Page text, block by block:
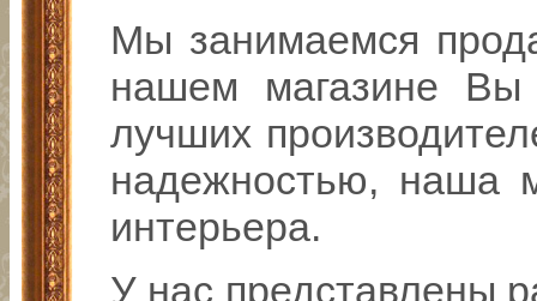
Мы занимаемся
нашем магазине Вы
лучших
надежностью, наша
интерьера.
У нас представлены